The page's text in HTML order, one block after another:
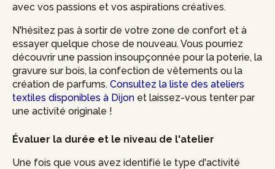
avec vos passions et vos aspirations créatives.
N'hésitez pas à sortir de votre zone de confort et à
essayer quelque chose de nouveau. Vous pourriez
découvrir une passion insoupçonnée pour la poterie, la
gravure sur bois, la confection de vêtements ou la
création de parfums. Consultez la liste des ateliers
textiles disponibles à Dijon et laissez-vous tenter par
une activité originale !
Évaluer la durée et le niveau de l'atelier
Une fois que vous avez identifié le type d'activité